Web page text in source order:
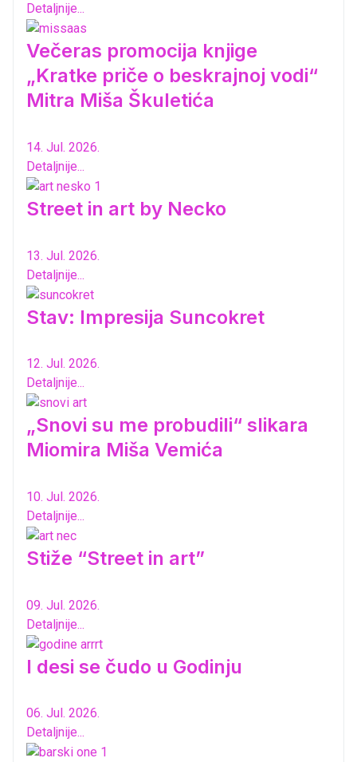
Detaljnije...
Večeras promocija knjige
„Kratke priče o beskrajnoj vodi“
Mitra Miša Škuletića
14. Jul. 2026.
Detaljnije...
Street in art by Necko
13. Jul. 2026.
Detaljnije...
Stav: Impresija Suncokret
12. Jul. 2026.
Detaljnije...
„Snovi su me probudili“ slikara
Miomira Miša Vemića
10. Jul. 2026.
Detaljnije...
Stiže “Street in art”
09. Jul. 2026.
Detaljnije...
I desi se čudo u Godinju
06. Jul. 2026.
Detaljnije...